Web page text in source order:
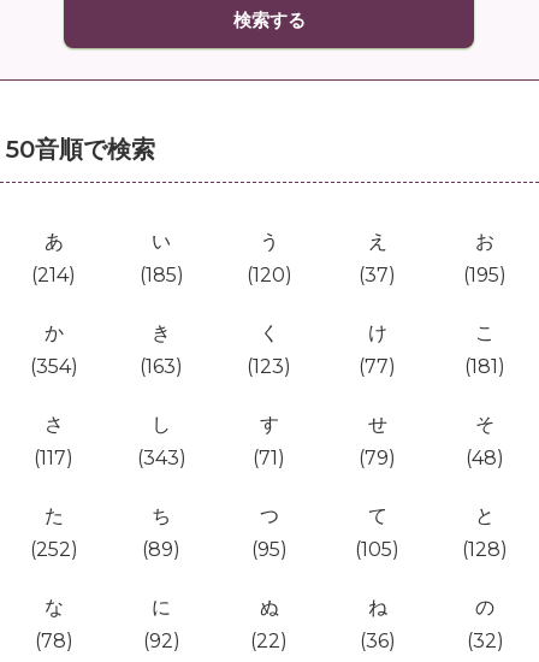
50音順で検索
あ
(214)
い
(185)
う
(120)
え
(37)
お
(195)
か
(354)
き
(163)
く
(123)
け
(77)
こ
(181)
さ
(117)
し
(343)
す
(71)
せ
(79)
そ
(48)
た
(252)
ち
(89)
つ
(95)
て
(105)
と
(128)
な
(78)
に
(92)
ぬ
(22)
ね
(36)
の
(32)